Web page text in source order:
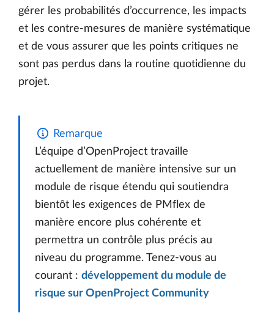
gérer les probabilités d’occurrence, les impacts
et les contre-mesures de manière systématique
et de vous assurer que les points critiques ne
sont pas perdus dans la routine quotidienne du
projet.
Remarque
L’équipe d’OpenProject travaille
actuellement de manière intensive sur un
module de risque étendu qui soutiendra
bientôt les exigences de PMflex de
manière encore plus cohérente et
permettra un contrôle plus précis au
niveau du programme. Tenez-vous au
courant : développement du module de
risque sur OpenProject Community